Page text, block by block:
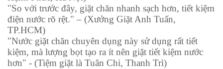
"So với trước đây, giặt chăn nhanh sạch hơn, tiết kiệm
điện nước rõ rệt." – (Xưởng Giặt Anh Tuấn,
TP.HCM)
"Nước giặt chăn chuyên dụng này sử dụng rất tiết
kiệm, mà lượng bọt tạo ra ít nên giặt tiết kiệm nước
hơn" - (Tiệm giặt là Tuân Chi, Thanh Trì)